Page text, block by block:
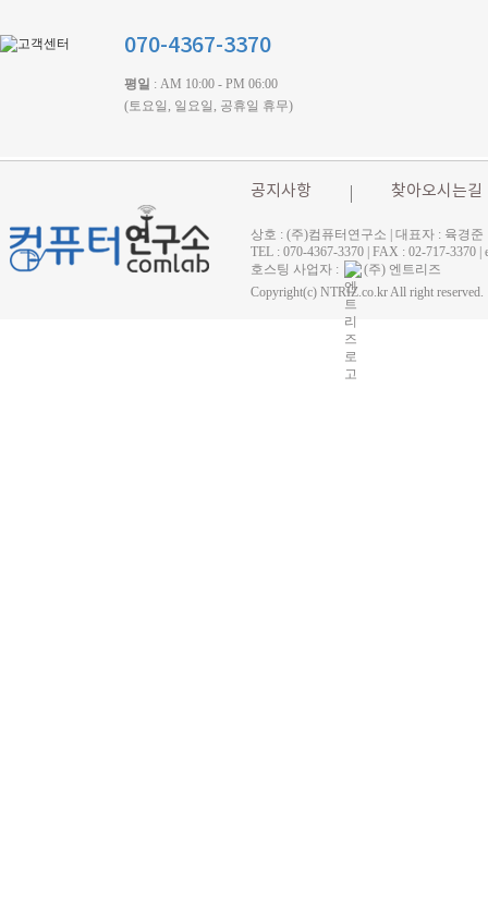
070-4367-3370
평일 : AM 10:00 - PM 06:00
(토요일, 일요일, 공휴일 휴무)
공지사항 찾아오시는길
상호 : (주)컴퓨터연구소 | 대표자 : 육경
TEL : 070-4367-3370 | FAX : 02-717-
호스팅 사업자 :
(주) 엔트리즈
Copyright(c) NTRIZ.co.kr All right reserved.